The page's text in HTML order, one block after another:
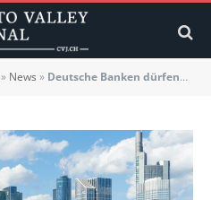
» News » Deutsche Banken dürfen mit neuem Gesetz Krypto-Werte verwahren